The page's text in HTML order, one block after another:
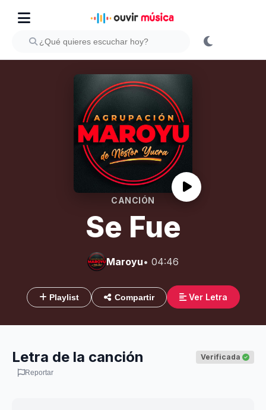
CANCIÓN
Se Fue
Maroyu• 04:46
Playlist Compartir Ver Letra
Letra de la canción Verificada
Reportar